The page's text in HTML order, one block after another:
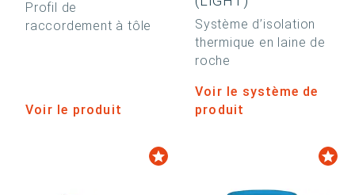
Profil de
raccordement à tôle
Voir le produit
Système d’isolation
thermique en laine de
roche
Voir le système de
produit